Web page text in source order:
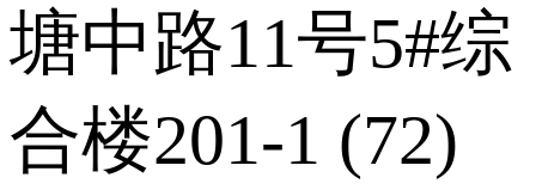
塘中路11号5#综
合楼201-1 (72)